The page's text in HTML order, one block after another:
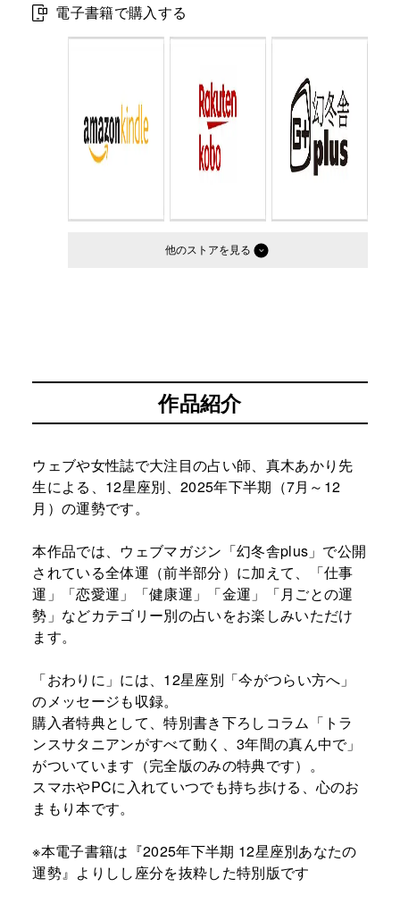
電子書籍で購入する
他のストア
作品紹介
ウェブや女性誌で大注目の占い師、真木あかり先
生による、12星座別、2025年下半期（7月～12
月）の運勢です。
本作品では、ウェブマガジン「幻冬舎plus」で公開
されている全体運（前半部分）に加えて、「仕事
運」「恋愛運」「健康運」「金運」「月ごとの運
勢」などカテゴリー別の占いをお楽しみいただけ
ます。
「おわりに」には、12星座別「今がつらい方へ」
のメッセージも収録。
購入者特典として、特別書き下ろしコラム「トラ
ンスサタニアンがすべて動く、3年間の真ん中で」
がついています（完全版のみの特典です）。
スマホやPCに入れていつでも持ち歩ける、心のお
まもり本です。
※本電子書籍は『2025年下半期 12星座別あなたの
運勢』よりしし座分を抜粋した特別版です